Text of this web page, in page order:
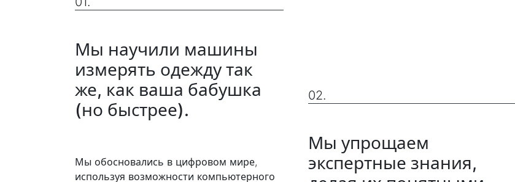
Мы научили машины
измерять одежду так
же, как ваша бабушка
(но быстрее).
Мы обосновались в цифровом мире,
используя возможности компьютерного
02.
Мы упрощаем
экспертные знания,